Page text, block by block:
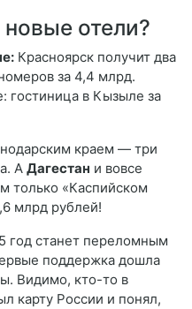
отели?
Красноярск получит два
за 4,4 млрд.
гостиница в Кызыле за
краем — три
А Дагестан и вовсе
только «Каспийском
млрд рублей!
год станет переломным
поддержка дошла
Видимо, кто-то в
карту России и понял,